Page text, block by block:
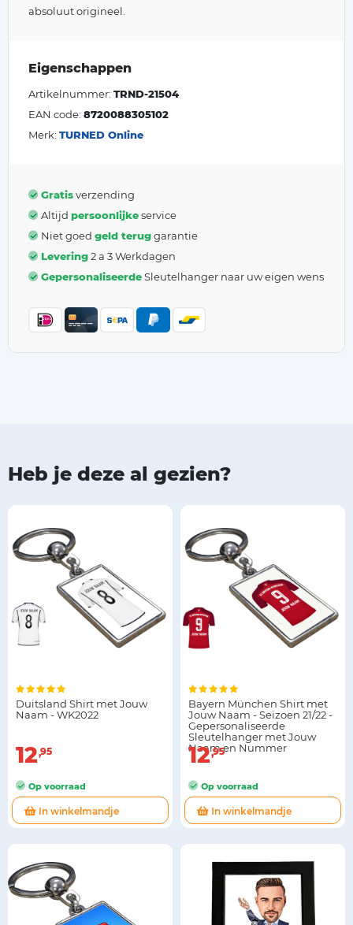
absoluut origineel.
Eigenschappen
Artikelnummer: TRND-21504
EAN code: 8720088305102
Merk: TURNED Online
Gratisverzending
Altijd persoonlijkeservice
Niet goed geld teruggarantie
Levering2 a 3 Werkdagen
GepersonaliseerdeSleutelhanger naar uw eigen wens
Heb je deze al gezien?
Duitsland Shirt met Jouw
Naam - WK2022
12 95
Op voorraad
In winkelmandje
Bayern München Shirt met
Jouw Naam - Seizoen 21/22 -
Gepersonaliseerde
Sleutelhanger met Jouw
Naam en Nummer
12 95
Op voorraad
In winkelmandje